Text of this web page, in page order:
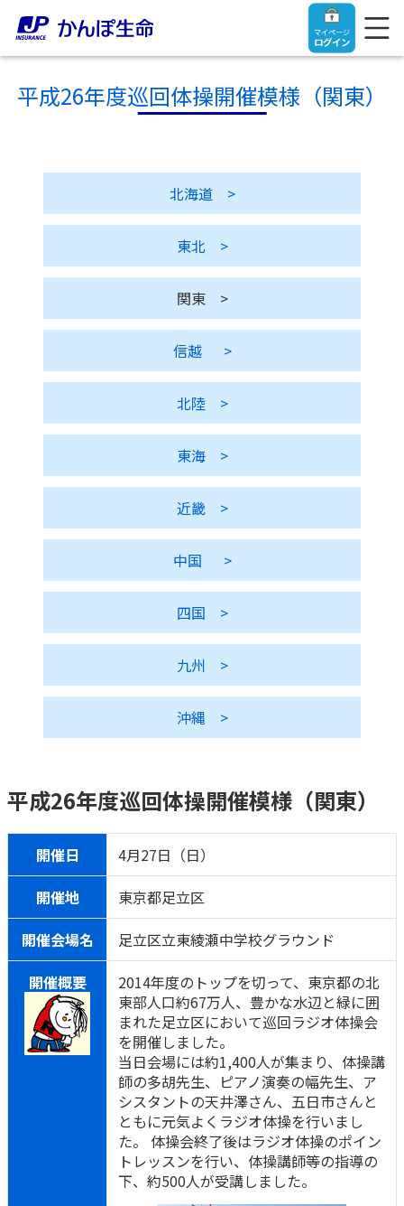
マイページ
ログイン
ご契約者さま
ご契約者さま
マイページログイン
入院保険金・手術保険金のご請求
きっかけ・できごとから探す
マイページでできること
ご契約内容の確認
お客さまに関する情報等の確認の取り組み
各種サービス・お知らせ
かんぽプラチナライフサービス
ご契約のしおり・約款（Web約款）
お問い合わせ
保険をご検討中のお客さま
保険をご検討中のお客さま
終身保険
学資保険
お見積りシミュレーション
保険の探し方のポイント
ご契約手続きの流れ
保険料のお払込方法
保険用語集
お問い合わせ
法人のお客さま
【まずはご相談ください】企業経営でお悩みの方はこ
法人のお客さま向け商品一覧
目的から探す
かんぽ生命の団体取扱い
お問い合わせ先
お役立ち情報
かんぽのLifeサポートナビ
医療
子育て
健康情報
かんぽアプリ～かんぽの健康と安心を手のひらに～
すこやか健康ラボ
ラジオ体操・みんなの体操
ラジオ体操ポータルサイト
かんぽ生命について
かんぽ生命について
経営理念・経営戦略
財務情報
株主・投資家のみなさまへ
日本郵政グループとしての取り組み
CM・オウンドメディア／ソーシャルメディア
かんぽブランド
かんぽ生命のサステナビリティ
お客さまの声／お客さまサービス向上の取組み
よくあるご質問
お問い合わせ
サステナビリティ
平成26年度巡回体操開催模様（関東）
北海道 >
東北 >
関東 >
信越 >
北陸 >
東海 >
近畿 >
中国 >
四国 >
九州 >
沖縄 >
平成26年度巡回体操開催模様（関東）
開催日
4月27日（日）
開催地
東京都足立区
開催会場名
足立区立東綾瀬中学校グラウンド
開催概要
2014年度のトップを切って、東京都の北
東部人口約67万人、豊かな水辺と緑に囲
まれた足立区において巡回ラジオ体操会
を開催しました。
当日会場には約1,400人が集まり、体操講
師の多胡先生、ピアノ演奏の幅先生、ア
シスタントの天井澤さん、五日市さんと
ともに元気よくラジオ体操を行いまし
た。 体操会終了後はラジオ体操のポイン
トレッスンを行い、体操講師等の指導の
下、約500人が受講しました。